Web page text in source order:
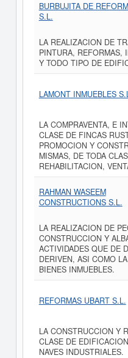
BURBUJITA DE
S.L.
LA REALIZACION DE
PINTURA, REFORMAS,
Y TODO TIPO DE
LAMONT INMUEBLES
LA COMPRAVENTA, E
CLASE DE FINCAS
PROMOCION Y
MISMAS, DE TODA
REHABILITACION,
RAHMAN WASEEM
CONSTRUCTIONS S.L.
LA REALIZACION DE
CONSTRUCCION Y
ACTIVIDADES QUE DE
DERIVEN, ASI COMO
BIENES INMUEBLES.
REFORMAS UBART S.L.
LA CONSTRUCCION Y
CLASE DE
NAVES INDUSTRIALES.